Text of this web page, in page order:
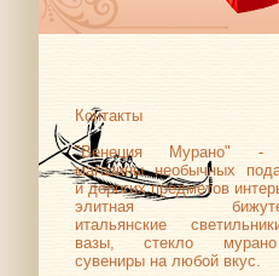
Контакты
"Венеция Мурано" -
магазины необычных
и дорогих предметов
элитная
итальянские
вазы, стекло
сувениры на любой вкус.